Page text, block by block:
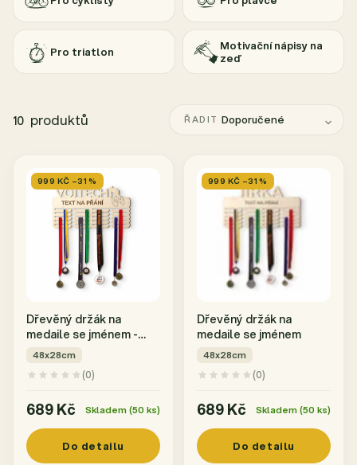
Pro triatlon
Motivační nápisy na
zeď
10 produktů ŘADIT Doporučené
999 KČ –31 %
Dřevěný držák na
medaile se jménem -
Cyklistika
48x28cm
(0)
689 Kč Skladem (50 ks)
Do detailu
999 KČ –31 %
Dřevěný držák na
medaile se jménem
48x28cm
(0)
689 Kč Skladem (50 ks)
Do detailu